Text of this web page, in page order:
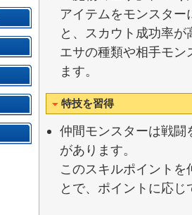
アイテムをモンスタ
と、スカウト成功率が
エサの種類や相手モ
ます。
特技を習得
仲間モンスターは戦闘
があります。
このスキルポイント
とで、ポイントに応